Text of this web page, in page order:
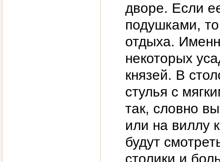
дворе. Если
подушками,
отдыха.
некоторых
князей. В
стулья с
так, словно
или на виллу
будут